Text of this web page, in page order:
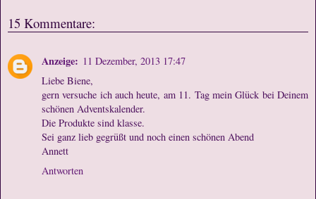
15 Kommentare:
Anzeige: 11 Dezember, 2013 17:47
Liebe Biene,
gern versuche ich auch heute, am 11. Tag mein Glück bei Deinem
schönen Adventskalender.
Die Produkte sind klasse.
Sei ganz lieb gegrüßt und noch einen schönen Abend
Annett
Antworten